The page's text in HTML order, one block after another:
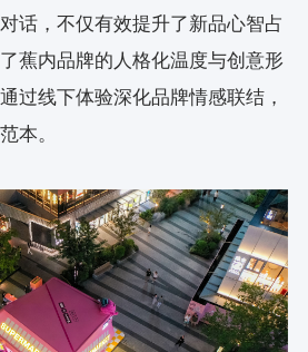
话，不仅有效提升了新品心智占
蕉内品牌的人格化温度与创意形
过线下体验深化品牌情感联结，
本。